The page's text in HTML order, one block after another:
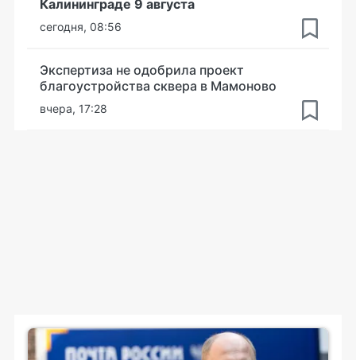
Калининграде 9 августа
сегодня, 08:56
Экспертиза не одобрила проект
благоустройства сквера в Мамоново
вчера, 17:28